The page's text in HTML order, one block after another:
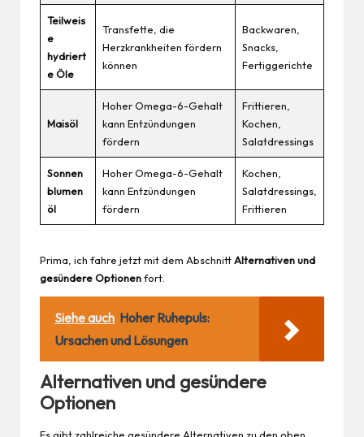
Teilweis
e
hydriert
e Öle
Transfette, die
Herzkrankheiten fördern
können
Backwaren,
Snacks,
Fertiggerichte
Maisöl
Hoher Omega-6-Gehalt
kann Entzündungen
fördern
Frittieren,
Kochen,
Salatdressings
Sonnen
blumen
öl
Hoher Omega-6-Gehalt
kann Entzündungen
fördern
Kochen,
Salatdressings,
Frittieren
Prima, ich fahre jetzt mit dem AbschnittAlternativen und
gesündere Optionenfort.
Siehe auch Hoher Ruhepuls:
Ursachen und Lösungen
Alternativen und gesündere
Optionen
Es gibt zahlreiche gesündere Alternativen zu den oben